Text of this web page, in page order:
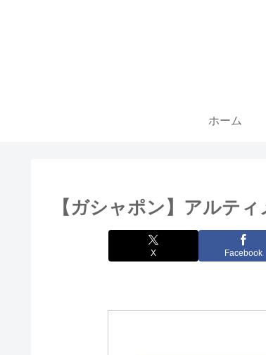
ホーム
【ガシャポン】アルテ
X Facebook